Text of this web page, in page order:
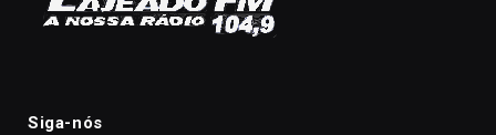
Siga-nós